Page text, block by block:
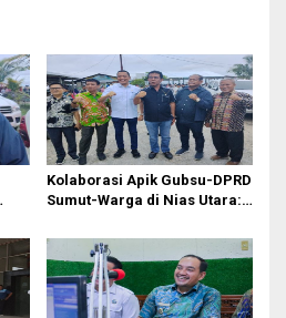
Kolaborasi Apik Gubsu-DPRD
Sumut-Warga di Nias Utara:
Akhirnya Diperbaiki